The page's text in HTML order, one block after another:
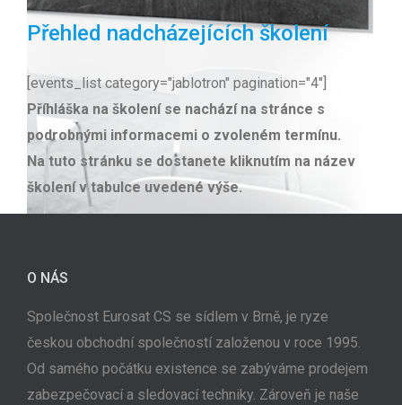
Přehled nadcházejících školení
[events_list category="jablotron" pagination="4"]
Příhláška na školení se nachází na stránce s
podrobnými informacemi o zvoleném termínu.
Na tuto stránku se dostanete kliknutím na název
školení v tabulce uvedené výše.
O NÁS
Společnost Eurosat CS se sídlem v Brně, je ryze
českou obchodní společností založenou v roce 1995.
Od samého počátku existence se zabýváme prodejem
zabezpečovací a sledovací techniky. Zároveň je naše